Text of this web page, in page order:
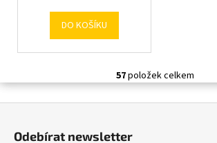
DO KOŠÍKU
O
57položek celkem
Odebírat newsletter